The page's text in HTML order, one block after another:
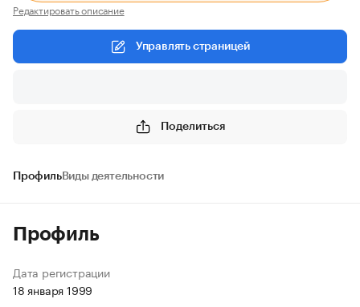
Редактировать описание
Управлять страницей
Поделиться
ПрофильВиды деятельности
Профиль
Дата регистрации
18 января 1999